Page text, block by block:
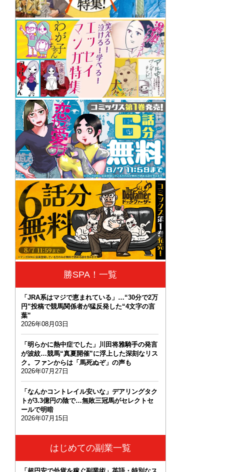
勝SPA！一覧
「JRA系はマジで恵まれている」…“30分で2万
円”投稿で競馬関係者が猛反発した“4文字の言
葉”
2026年08月03日
「明らかに熱中症でした」川田将雅騎手の発言
が波紋…競馬“真夏開催”に浮上した深刻なリス
ク。ファンからは「馬死ぬぞ」の声も
2026年07月27日
「なんかコントレイル安いな」デアリングタク
トが3.3億円の陰で…無敗三冠馬がセレクトセ
ールで明暗
2026年07月15日
はじめての副業一覧